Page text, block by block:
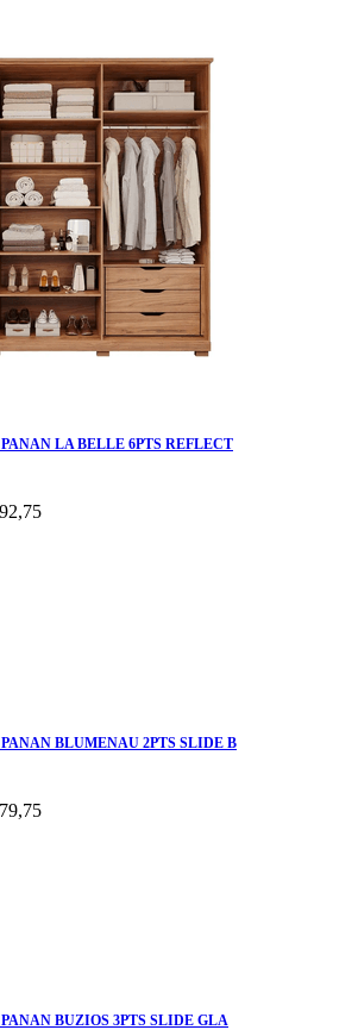
LA BELLE 6PTS REFLECT
BLUMENAU 2PTS SLIDE B
BUZIOS 3PTS SLIDE GLA